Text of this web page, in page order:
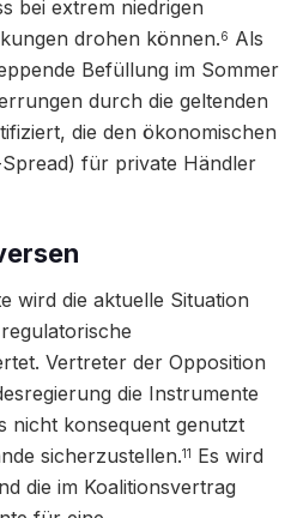
bei extrem niedrigen
drohen können.6 Als
Befüllung im Sommer
durch die geltenden
die den ökonomischen
für private Händler
wird die aktuelle Situation
Vertreter der Opposition
die Instrumente
nicht konsequent genutzt
sicherzustellen.11
Es wird
die im Koalitionsvertrag